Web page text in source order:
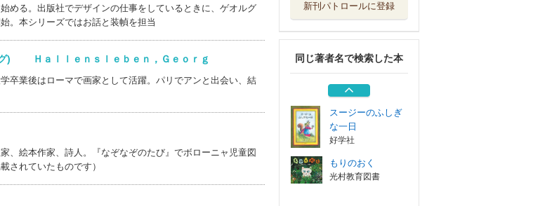
める。出版社でデザインの仕事をしているときに、ゲオルグ
。本シリーズではお話と装幀を担当
グ) Ｈａｌｌｅｎｓｌｅｂｅｎ，Ｇｅｏｒｇ
卒業後はローマで画家として活躍。パリでアンと出会い、結
、絵本作家、詩人。『なぞなぞのたび』でボローニャ児童図
されていたものです）
新刊パトロールに登録
同じ著者名で検索した本
リサとガスパール
河出書房新社
ゆらゆらなじかん
ＢＬ出版
スージーのふしぎ
な一日
好学社
もりのおく
光村教育図書